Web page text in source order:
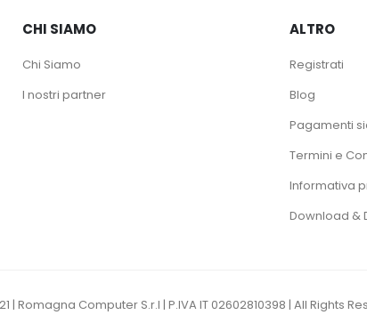
CHI SIAMO
Chi Siamo
I nostri partner
ALTRO
Registrati
Blog
Pagamenti
Termini e
Informativa
Download &
| Romagna Computer S.r.l | P.IVA IT 02602810398 | All Rights